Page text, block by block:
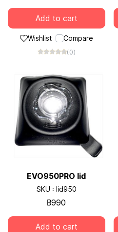
Add to cart
Wishlist Compare
(0)
EVO950PRO lid
SKU : lid950
฿990
Add to cart